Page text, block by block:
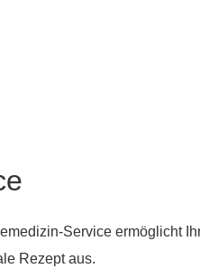
Service ermöglicht
Rezept aus.